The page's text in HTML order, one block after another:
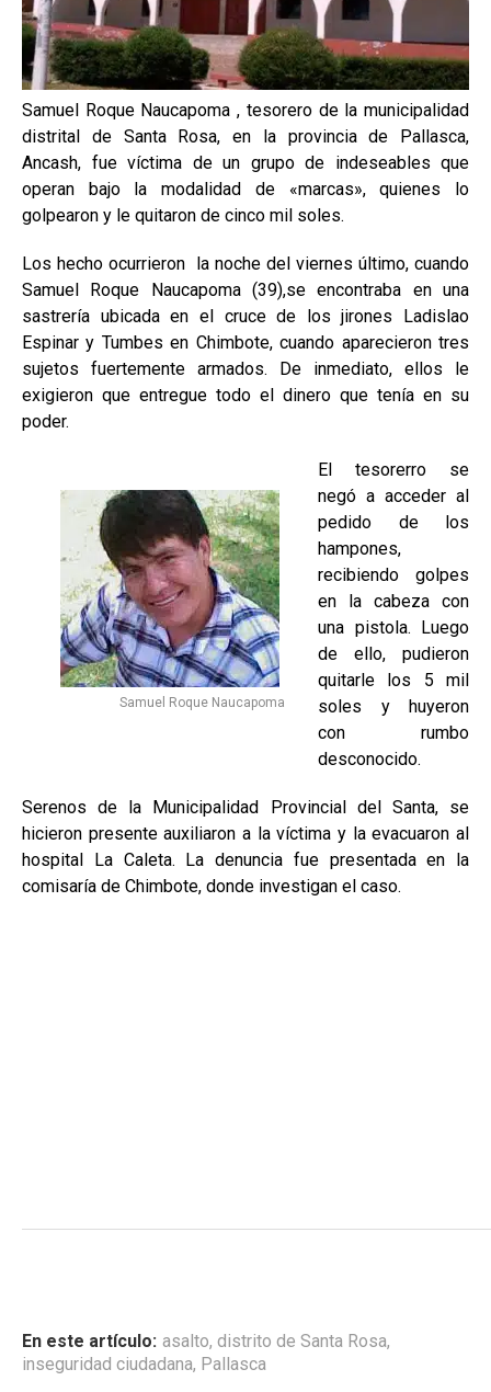
Samuel Roque Naucapoma , tesorero de la municipalidad
distrital de Santa Rosa, en la provincia de Pallasca,
Ancash, fue víctima de un grupo de indeseables que
operan bajo la modalidad de «marcas», quienes lo
golpearon y le quitaron de cinco mil soles.
Los hecho ocurrieron la noche del viernes último, cuando
Samuel Roque Naucapoma (39),se encontraba en una
sastrería ubicada en el cruce de los jirones Ladislao
Espinar y Tumbes en Chimbote, cuando aparecieron tres
sujetos fuertemente armados. De inmediato, ellos le
exigieron que entregue todo el dinero que tenía en su
poder.
Samuel Roque Naucapoma
El tesorerro se
negó a acceder al
pedido de los
hampones,
recibiendo golpes
en la cabeza con
una pistola. Luego
de ello, pudieron
quitarle los 5 mil
soles y huyeron
con rumbo
desconocido.
Serenos de la Municipalidad Provincial del Santa, se
hicieron presente auxiliaron a la víctima y la evacuaron al
hospital La Caleta. La denuncia fue presentada en la
comisaría de Chimbote, donde investigan el caso.
En este artículo: asalto, distrito de Santa Rosa,
inseguridad ciudadana, Pallasca